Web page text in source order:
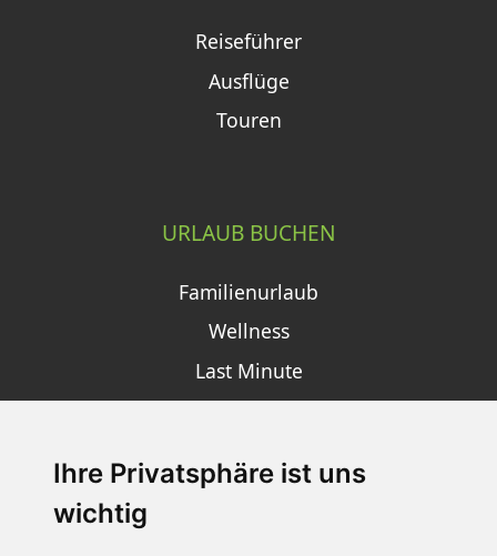
Ihre Privatsphäre ist uns
wichtig
Reiseführer
Ausflüge
Touren
URLAUB BUCHEN
Familienurlaub
Wellness
Last Minute
SCHNEEHÖHEN SKI APP
Die Schneehoehen Ski APP für iOS und Android - Ein